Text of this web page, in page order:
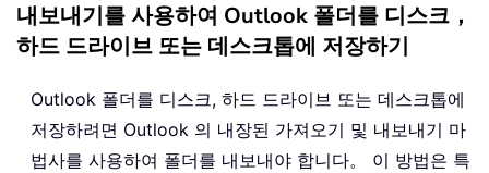
내보내기를 사용하여 Outlook 폴더를 디스크，
하드 드라이브 또는 데스크톱에 저장하기
Outlook 폴더를 디스크, 하드 드라이브 또는 데스크톱에
저장하려면 Outlook 의 내장된 가져오기 및 내보내기 마
법사를 사용하여 폴더를 내보내야 합니다。 이 방법은 특